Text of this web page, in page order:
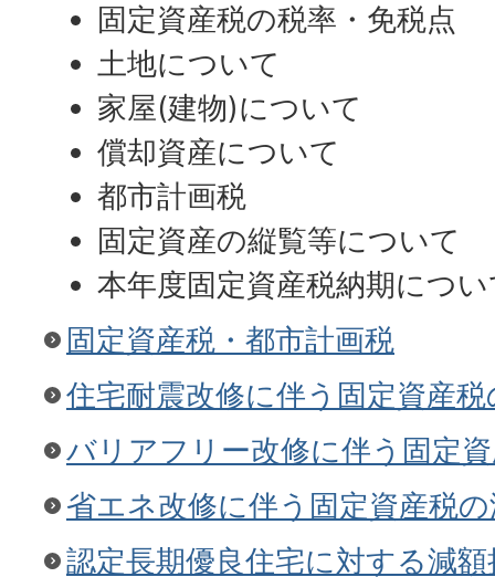
固定資産税の税率・免税点
土地について
家屋(建物)について
償却資産について
都市計画税
固定資産の縦覧等について
本年度固定資産税納期につ
固定資産税・都市計画税
住宅耐震改修に伴う固定資産
バリアフリー改修に伴う固定
省エネ改修に伴う固定資産税
認定長期優良住宅に対する減